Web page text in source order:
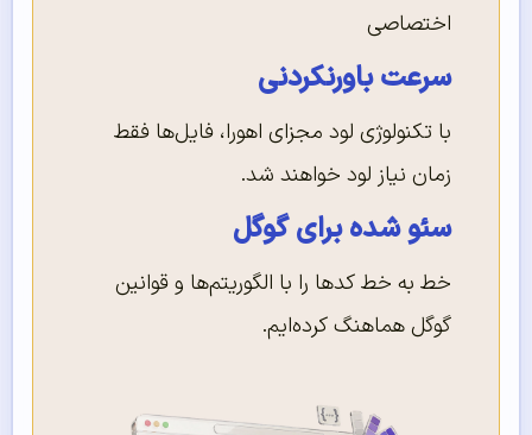
اختصاصی
سرعت باورنکردنی
با تکنولوژی لود مجزای اهورا، فایل‌ها فقط
زمان نیاز لود خواهند شد.
سئو شده برای گوگل
خط به خط کدها را با الگوریتم‌ها و قوانین
گوگل هماهنگ کرده‌ایم.